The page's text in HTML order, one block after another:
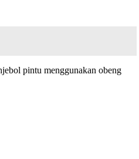
pintu menggunakan obeng